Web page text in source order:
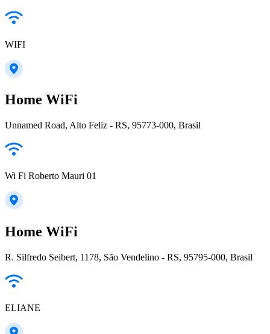
WIFI
Home WiFi
Unnamed Road, Alto Feliz - RS, 95773-000, Brasil
Wi Fi Roberto Mauri 01
Home WiFi
R. Silfredo Seibert, 1178, São Vendelino - RS, 95795-000, Brasil
ELIANE